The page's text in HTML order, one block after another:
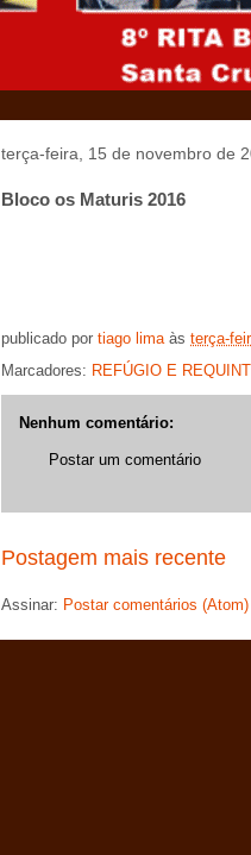
terça-feira, 15 de novembro de
Bloco os Maturis 2016
publicado por tiago lima às terça-
Marcadores: REFÚGIO E
Nenhum comentário:
Postar um comentário
Postagem mais recente
Assinar: Postar comentários (Atom)